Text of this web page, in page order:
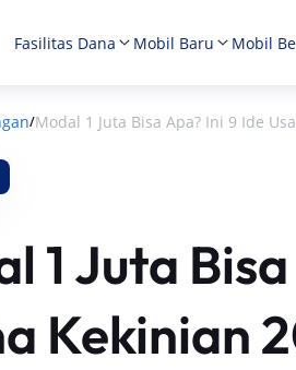
Fasilitas Dana Mobil Baru Mobil
/Modal 1 Juta Bisa Apa? Ini 9 Ide
1 Juta
Kekinian